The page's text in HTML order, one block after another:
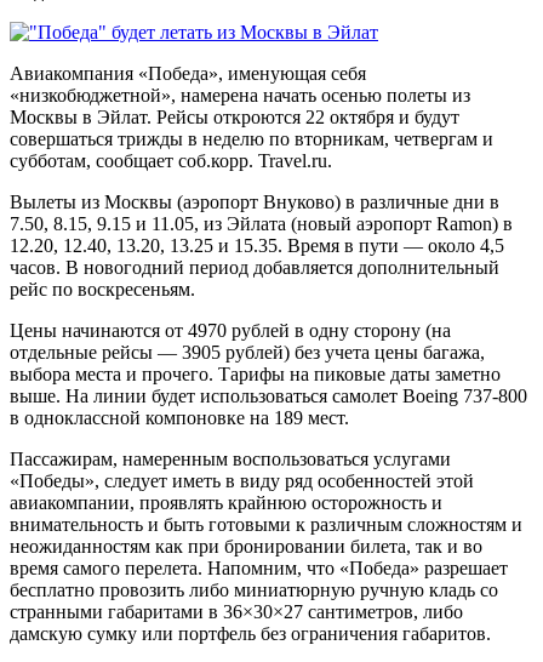
Авиакомпания «Победа», именующая себя
«низкобюджетной», намерена начать осенью полеты из
Москвы в Эйлат. Рейсы откроются 22 октября и будут
совершаться трижды в неделю по вторникам, четвергам и
субботам, сообщает соб.корр. Travel.ru.
Вылеты из Москвы (аэропорт Внуково) в различные дни в
7.50, 8.15, 9.15 и 11.05, из Эйлата (новый аэропорт Ramon) в
12.20, 12.40, 13.20, 13.25 и 15.35. Время в пути — около 4,5
часов. В новогодний период добавляется дополнительный
рейс по воскресеньям.
Цены начинаются от 4970 рублей в одну сторону (на
отдельные рейсы — 3905 рублей) без учета цены багажа,
выбора места и прочего. Тарифы на пиковые даты заметно
выше. На линии будет использоваться самолет Boeing 737-800
в одноклассной компоновке на 189 мест.
Пассажирам, намеренным воспользоваться услугами
«Победы», следует иметь в виду ряд особенностей этой
авиакомпании, проявлять крайнюю осторожность и
внимательность и быть готовыми к различным сложностям и
неожиданностям как при бронировании билета, так и во
время самого перелета. Напомним, что «Победа» разрешает
бесплатно провозить либо миниатюрную ручную кладь со
странными габаритами в 36×30×27 сантиметров, либо
дамскую сумку или портфель без ограничения габаритов.